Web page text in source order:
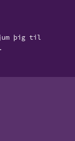
þig til